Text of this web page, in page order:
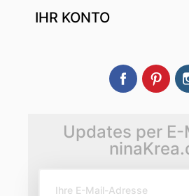
IHR KONTO
Facebook
Updates per